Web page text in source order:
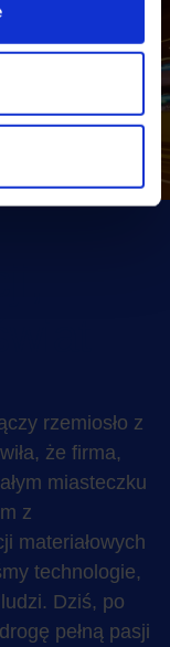
rzemiosło z
że firma,
miasteczku
z
materiałowych
technologie,
Dziś, po
pełną pasji